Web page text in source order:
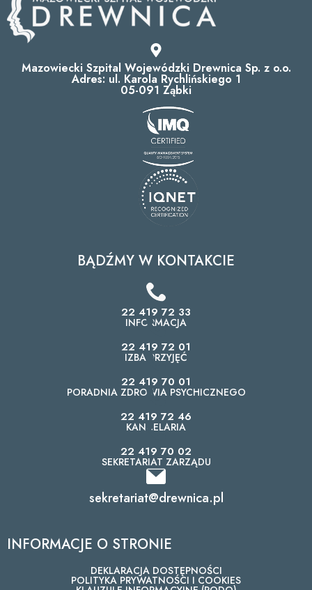
Mazowiecki Szpital Wojewódzki Drewnica Sp. z o.o.
Adres: ul. Karola Rychlińskiego 1
05-091 Ząbki
BĄDŹMY W KONTAKCIE
22 419 72 33
INFORMACJA
22 419 72 01
IZBA PRZYJĘĆ
22 419 70 01
PORADNIA ZDROWIA PSYCHICZNEGO
22 419 72 46
KANCELARIA
22 419 70 02
SEKRETARIAT ZARZĄDU
sekretariat@drewnica.pl
INFORMACJE O STRONIE
DEKLARACJA DOSTĘPNOŚCI
POLITYKA PRYWATNOŚCI I COOKIES